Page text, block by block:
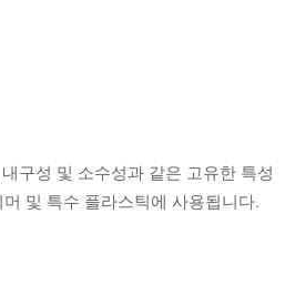
구성 및 소수성과 같은 고유한 특성
및 특수 플라스틱에 사용됩니다.